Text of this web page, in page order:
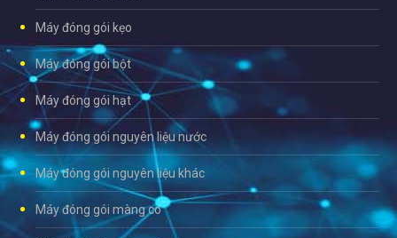
Máy đóng gói kẹo
Máy đóng gói bột
Máy đóng gói hạt
Máy đóng gói nguyên liệu nước
Máy đóng gói nguyên liệu khác
Máy đóng gói màng co